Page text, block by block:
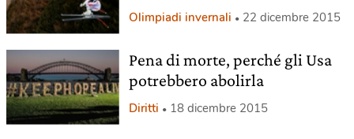
Olimpiadi invernali 22 dicembre 2015
Pena di morte, perché gli Usa
potrebbero abolirla
Diritti 18 dicembre 2015